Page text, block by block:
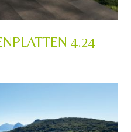
KERAMIK BODENPLATTEN 4.24